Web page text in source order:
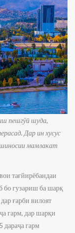
пешгӯӣ шуда,
Дар ин хусус
мамлакат
тағйирёбандаи
бо гузариш ба шарқ
ғарби вилоят
гарм, дар шарқи
дараҷа гарм